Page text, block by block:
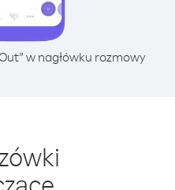
w nagłówku rozmowy